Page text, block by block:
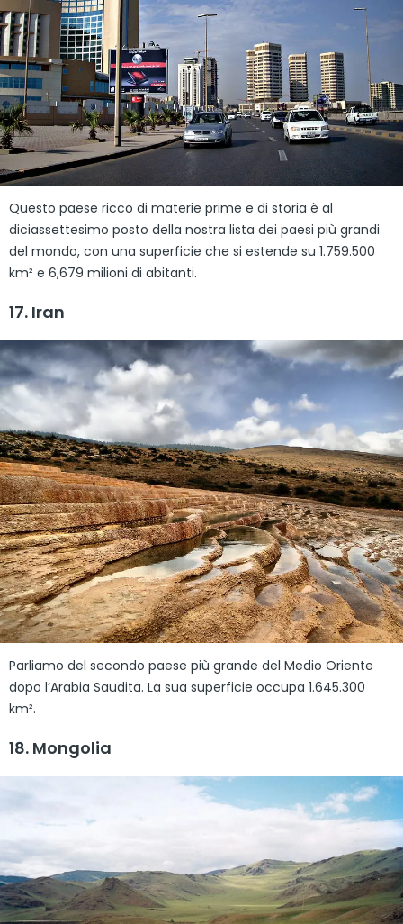
Questo paese ricco di materie prime e di storia è al
diciassettesimo posto della nostra lista dei paesi più grandi
del mondo, con una superficie che si estende su 1.759.500
km² e 6,679 milioni di abitanti.
17. Iran
Parliamo del secondo paese più grande del Medio Oriente
dopo l’Arabia Saudita. La sua superficie occupa 1.645.300
km².
18. Mongolia